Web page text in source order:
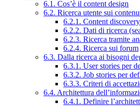
6.1. Cos’è il content design
6.2. Ricerca utente sui
6.2.1. Content discovery
6.2.2. Dati di ricerca
6.2.3. Ricerca tramite
6.2.4. Ricerca sui forum
6.3. Dalla ricerca ai bisogni
6.3.1. User stories per
6.3.2. Job stories per
6.3.3. Criteri di
6.4. Architettura
6.4.1. Definire